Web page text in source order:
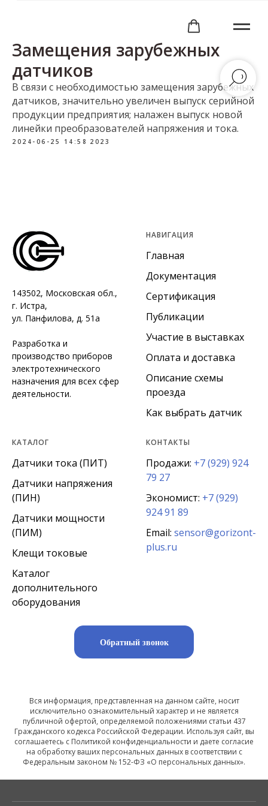
Замещения зарубежных
датчиков
В связи с необходимостью замещения зарубежных
датчиков, значительно увеличен выпуск серийной
продукции предприятия; налажен выпуск новой
линейки преобразователей напряжения и тока.
2024-06-25 14:58 2023
143502, Московская обл.,
г. Истра,
ул. Панфилова, д. 51а
Разработка и
производство приборов
электротехнического
назначения для всех сфер
деятельности.
НАВИГАЦИЯ
Главная
Документация
Сертификация
Публикации
Участие в выставках
Оплата и доставка
Описание схемы
проезда
Как выбрать датчик
КАТАЛОГ
Датчики тока (ПИТ)
Датчики напряжения
(ПИН)
Датчики мощности
(ПИМ)
Клещи токовые
Каталог
дополнительного
оборудования
КОНТАКТЫ
Продажи: +7 (929) 924
79 27
Экономист: +7 (929)
924 91 89
Email: sensor@gorizont-
plus.ru
Обратный звонок
Вся информация, представленная на данном сайте, носит
исключительно ознакомительный характер и не является
публичной офертой, определяемой положениями статьи 437
Гражданского кодекса Российской Федерации. Используя сайт, вы
соглашаетесь с Политикой конфиденциальности и даете согласие
на обработку ваших персональных данных в соответствии с
Федеральным законом № 152-ФЗ «О персональных данных».